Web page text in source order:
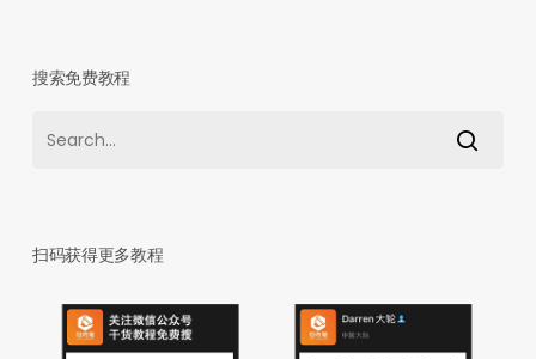
搜索免费教程
扫码获得更多教程